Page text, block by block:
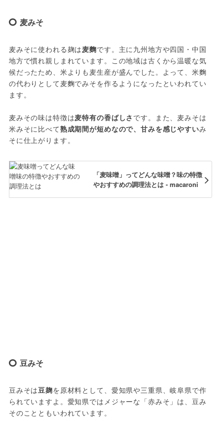
麦みそ
麦みそに使われる麹は麦麴です。主に九州地方や四国・中国
地方で慣れ親しまれています。この地域は古くから温暖な気
候だったため、米よりも麦生産が盛んでした。よって、米麴
の代わりとして麦麴でみそを作るようになったといわれてい
ます。
麦みその味は特徴は麦特有の香ばしさ です。また、麦みそは
米みそに比べて熟成期間が短めなので、甘みを感じやすいみ
そに仕上がります。
「麦味噌」ってどんな味噌？味の特徴
やおすすめの調理法とは - macaroni
豆みそ
豆みそは豆麹を原材料として、愛知県や三重県、岐阜県で作
られていますよ。愛知県ではメジャーな「赤みそ」は、豆み
そのことともいわれています。